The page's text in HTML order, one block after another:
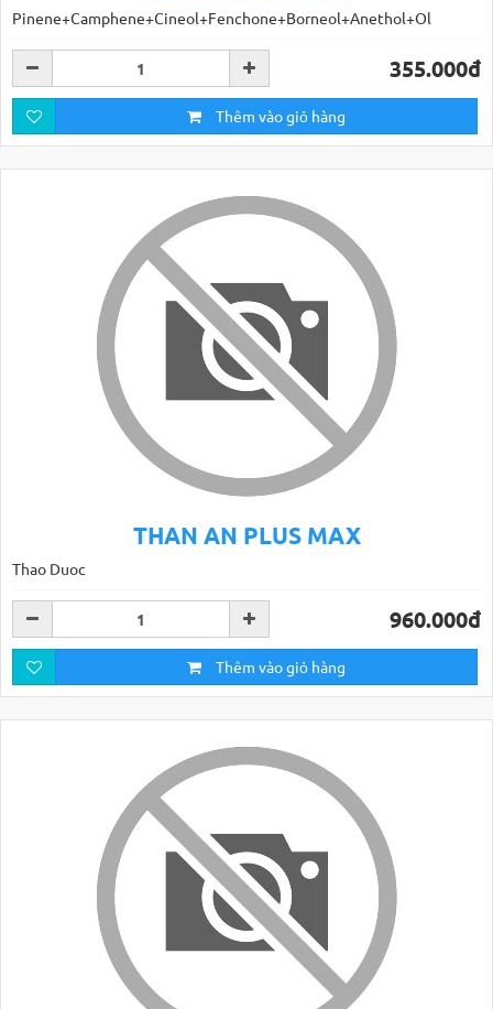
Pinene+Camphene+Cineol+Fenchone+Borneol+Anethol+Ol
355.000đ
Thêm vào giỏ hàng
THAN AN PLUS MAX
Thao Duoc
960.000đ
Thêm vào giỏ hàng